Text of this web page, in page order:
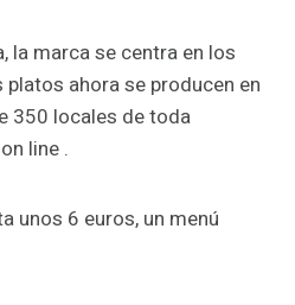
la marca se centra en los
ahora se producen en
350 locales de toda
line .
unos 6 euros, un menú